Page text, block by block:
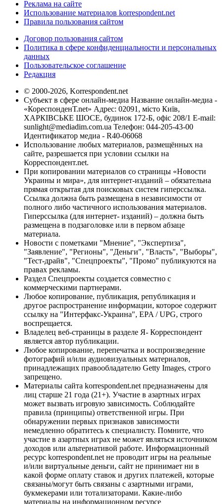
Реклама на сайте
Использование материалов korrespondent.net
Правила пользования сайтом
Договор пользования сайтом
Политика в сфере конфиденциальности и персональных
данных
Пользовательское соглашение
Редакция
© 2000-2026, Korrespondent.net
Субъект в сфере онлайн-медиа Название онлайн-медиа -
«КореспонденТ.net» Адрес: 02091, місто Київ,
ХАРКІВСЬКЕ ШОСЕ, будинок 172-Б, офіс 208/1 E-mail:
sunlight@mediadim.com.ua Телефон: 044-205-43-00
Идентификатор медиа - R40-06068
Использование любых материалов, размещённых на
сайте, разрешается при условии ссылки на
Корреспондент.net.
При копировании материалов со страницы «Новости
Украины и мира», для интернет-изданий – обязательна
прямая открытая для поисковых систем гиперссылка.
Ссылка должна быть размещена в независимости от
полного либо частичного использования материалов.
Гиперссылка (для интернет- изданий) – должна быть
размещена в подзаголовке или в первом абзаце
материала.
Новости с пометками "Мнение", "Экспертиза",
"Заявление", "Регионы", "Деньги", "Власть", "Выборы",
"Тест-драйв", "Спецпроекты", "Промо" публикуются на
правах рекламы.
Раздел Спецпроекты создается совместно с
коммерческими партнерами.
Любое копирование, публикация, републикация и
другое распространение информации, которое содержит
ссылку на "Интерфакс-Украина", EPA / UPG, строго
воспрещается.
Владелец веб-страницы в разделе Я- Корреспондент
является автор публикации.
Любое копирование, перепечатка и воспроизведение
фотографий и/или аудиовизуальных материалов,
принадлежащих правообладателю Getty Images, строго
запрещено.
Материалы сайта korrespondent.net предназначены для
лиц старше 21 года (21+). Участие в азартных играх
может вызвать игровую зависимость. Соблюдайте
правила (принципы) ответственной игры. При
обнаружении первых признаков зависимости
немедленно обратитесь к специалисту. Помните, что
участие в азартных играх не может являться источником
доходов или альтернативой работе. Информационный
ресурс korrespondent.net не проводит игры на реальные
и/или виртуальные деньги, сайт не принимает ни в
какой форме оплату ставок и других платежей, которые
связаны/могут быть связаны с азартными играми,
букмекерами или тотализаторами. Какие-либо
материалы на информационном ресурсе